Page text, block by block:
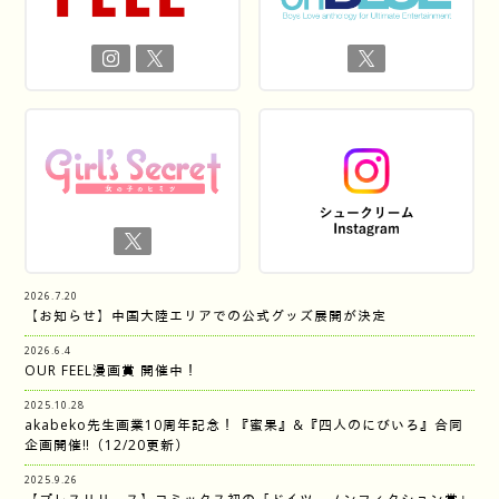
2026.7.20
【お知らせ】中国大陸エリアでの公式グッズ展開が決定
2026.6.4
OUR FEEL漫画賞 開催中！
2025.10.28
akabeko先生画業10周年記念！『蜜果』&『四人のにびいろ』合同
企画開催‼︎（12/20更新）
2025.9.26